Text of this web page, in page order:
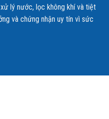
2 vòi Corona Plusứng dụng
mà không cần sử dụng bất kỳ
đối cho người sử dụng.
lý nước, lọc không khí và tiệt
và chứng nhận uy tín vì sức